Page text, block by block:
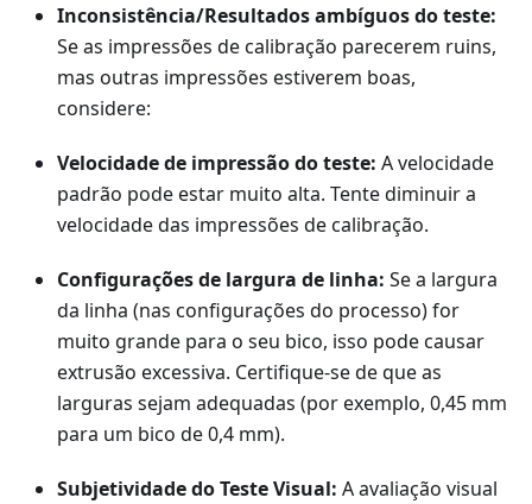
Inconsistência/Resultados ambíguos do teste:
Se as impressões de calibração parecerem ruins,
mas outras impressões estiverem boas,
considere:
Velocidade de impressão do teste: A velocidade
padrão pode estar muito alta. Tente diminuir a
velocidade das impressões de calibração.
Configurações de largura de linha: Se a largura
da linha (nas configurações do processo) for
muito grande para o seu bico, isso pode causar
extrusão excessiva. Certifique-se de que as
larguras sejam adequadas (por exemplo, 0,45 mm
para um bico de 0,4 mm).
Subjetividade do Teste Visual: A avaliação visual